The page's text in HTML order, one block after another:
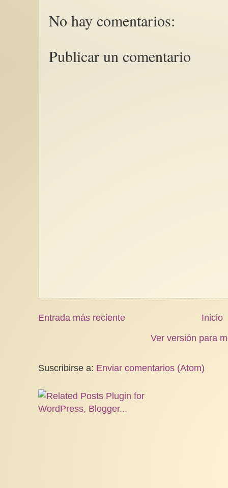
No hay comentarios:
Publicar un comentario
Entrada más reciente
Inicio
Ver versión para
Suscribirse a: Enviar comentarios (Atom)